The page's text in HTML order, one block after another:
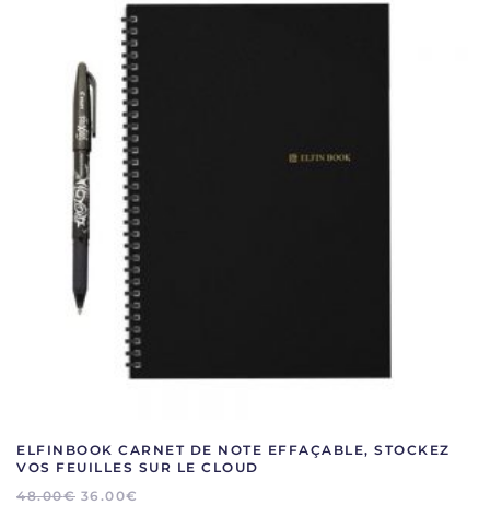
ELFINBOOK CARNET DE NOTE EFFAÇABLE, STOCKEZ
VOS FEUILLES SUR LE CLOUD
48.00€ 36.00€